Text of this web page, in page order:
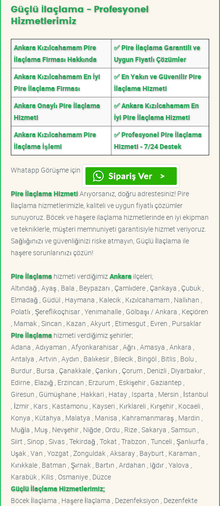
Güçlü İlaçlama - Profesyonel
Hizmetlerimiz
Ankara Kızılcahamam Pire
İlaçlama Firması Hakkında
✅ Pire İlaçlama Garantili ve
Uygun Fiyatlı Çözümler
Ankara Kızılcahamam En İyi
Pire İlaçlama Firması
✅ En Yakın ve Güvenilir Pire
İlaçlama Hizmeti
Ankara Onaylı Pire İlaçlama
Hizmeti
✅ Ankara Kızılcahamam En
İyi Pire İlaçlama Hizmeti
Ankara Kızılcahamam Pire
İlaçlama İşlemi
✅ Profesyonel Pire İlaçlama
Hizmeti - 7/24 Destek
Whatapp Görüşme için
Pire İlaçlama HizmetiArıyorsanız, doğru adrestesiniz! Pire
İlaçlama hizmetlerimizle, kaliteli ve uygun fiyatlı çözümler
sunuyoruz. Böcek ve haşere ilaçlama hizmetlerinde en iyi ekipman
ve tekniklerle, müşteri memnuniyeti garantisiyle hizmet veriyoruz.
Sağlığınızı ve güvenliğinizi riske atmayın, Güçlü İlaçlama ile
haşere sorunlarınızı çözün!
Pire İlaçlama hizmeti verdiğimiz Ankara ilçeleri;
Altındağ , Ayaş , Bala , Beypazarı , Çamlıdere , Çankaya , Çubuk ,
Elmadağ , Güdül , Haymana , Kalecik , Kızılcahamam , Nallıhan ,
Polatlı , Şereflikoçhisar , Yenimahalle , Gölbaşı / Ankara , Keçiören
, Mamak , Sincan , Kazan , Akyurt , Etimesgut , Evren , Pursaklar
Pire İlaçlama hizmeti verdiğimiz şehirler;
Adana , Adıyaman , Afyonkarahisar , Ağrı , Amasya , Ankara ,
Antalya , Artvin , Aydın , Balıkesir , Bilecik , Bingöl , Bitlis , Bolu ,
Burdur , Bursa , Çanakkale , Çankırı , Çorum , Denizli , Diyarbakır ,
Edirne , Elazığ , Erzincan , Erzurum , Eskişehir , Gaziantep ,
Giresun , Gümüşhane , Hakkari , Hatay , Isparta , Mersin , İstanbul
, İzmir , Kars , Kastamonu , Kayseri , Kırklareli , Kırşehir , Kocaeli ,
Konya , Kütahya , Malatya , Manisa , Kahramanmaraş , Mardin ,
Muğla , Muş , Nevşehir , Niğde , Ordu , Rize , Sakarya , Samsun ,
Siirt , Sinop , Sivas , Tekirdağ , Tokat , Trabzon , Tunceli , Şanlıurfa ,
Uşak , Van , Yozgat , Zonguldak , Aksaray , Bayburt , Karaman ,
Kırıkkale , Batman , Şırnak , Bartın , Ardahan , Iğdır , Yalova ,
Karabük , Kilis , Osmaniye , Düzce
Güçlü İlaçlama Hizmetlerimiz;
Böcek İlaçlama , Haşere İlaçlama , Dezenfeksiyon , Dezenfekte